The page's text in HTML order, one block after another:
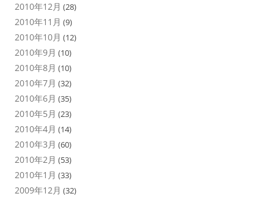
2010年12月 (28)
2010年11月 (9)
2010年10月 (12)
2010年9月 (10)
2010年8月 (10)
2010年7月 (32)
2010年6月 (35)
2010年5月 (23)
2010年4月 (14)
2010年3月 (60)
2010年2月 (53)
2010年1月 (33)
2009年12月 (32)